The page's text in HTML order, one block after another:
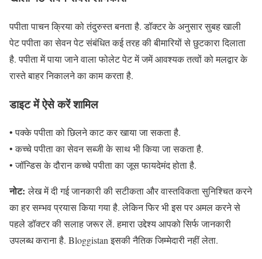
पपीता पाचन क्रिया को तंदुरुस्त बनता है. डॉक्टर के अनुसार सुबह खाली
पेट पपीता का सेवन पेट संबंधित कई तरह की बीमारियों से छुटकारा दिलाता
है. पपीता में पाया जाने वाला फोलेट पेट में जमें आवश्यक तत्वों को मलद्वार के
रास्ते बाहर निकालने का काम करता है.
डाइट में ऐसे करें शामिल
• पक्के पपीता को छिलने काट कर खाया जा सकता है.
• कच्चे पपीता का सेवन सब्जी के साथ भी किया जा सकता है.
• जॉन्डिस के दौरान कच्चे पपीता का जूस फायदेमंद होता है.
नोट: लेख में दी गई जानकारी की सटीकता और वास्तविकता सुनिश्चित करने
का हर सम्भव प्रयास किया गया है. लेकिन फिर भी इस पर अमल करने से
पहले डॉक्टर की सलाह जरूर लें. हमारा उद्देश्य आपको सिर्फ जानकारी
उपलब्ध कराना है. Bloggistan इसकी नैतिक जिम्मेदारी नहीं लेता.